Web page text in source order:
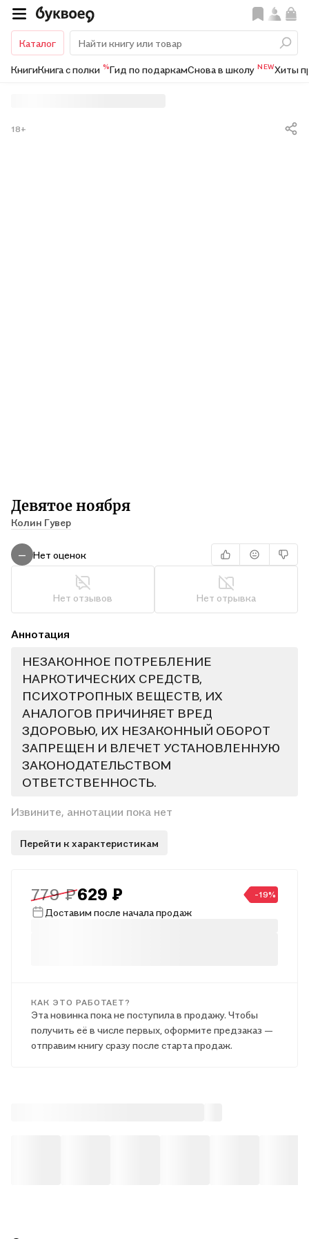
Каталог
КнигиКнига с полки %Гид по подаркамСнова в школу NEWХиты
Девятое ноября
Колин Гувер
18+
— Нет оценок
Нет отзывов Нет отрывка
Аннотация
НЕЗАКОННОЕ ПОТРЕБЛЕНИЕ
НАРКОТИЧЕСКИХ СРЕДСТВ,
ПСИХОТРОПНЫХ ВЕЩЕСТВ, ИХ
АНАЛОГОВ ПРИЧИНЯЕТ ВРЕД
ЗДОРОВЬЮ, ИХ НЕЗАКОННЫЙ ОБОРОТ
ЗАПРЕЩЕН И ВЛЕЧЕТ УСТАНОВЛЕННУЮ
ЗАКОНОДАТЕЛЬСТВОМ
ОТВЕТСТВЕННОСТЬ.
Извините, аннотации пока нет
Перейти к характеристикам
779 ₽629 ₽ -19%
Доставим после начала продаж
КАК ЭТО РАБОТАЕТ?
Эта новинка пока не поступила в продажу. Чтобы
получить её в числе первых, оформите предзаказ —
отправим книгу сразу после старта продаж.